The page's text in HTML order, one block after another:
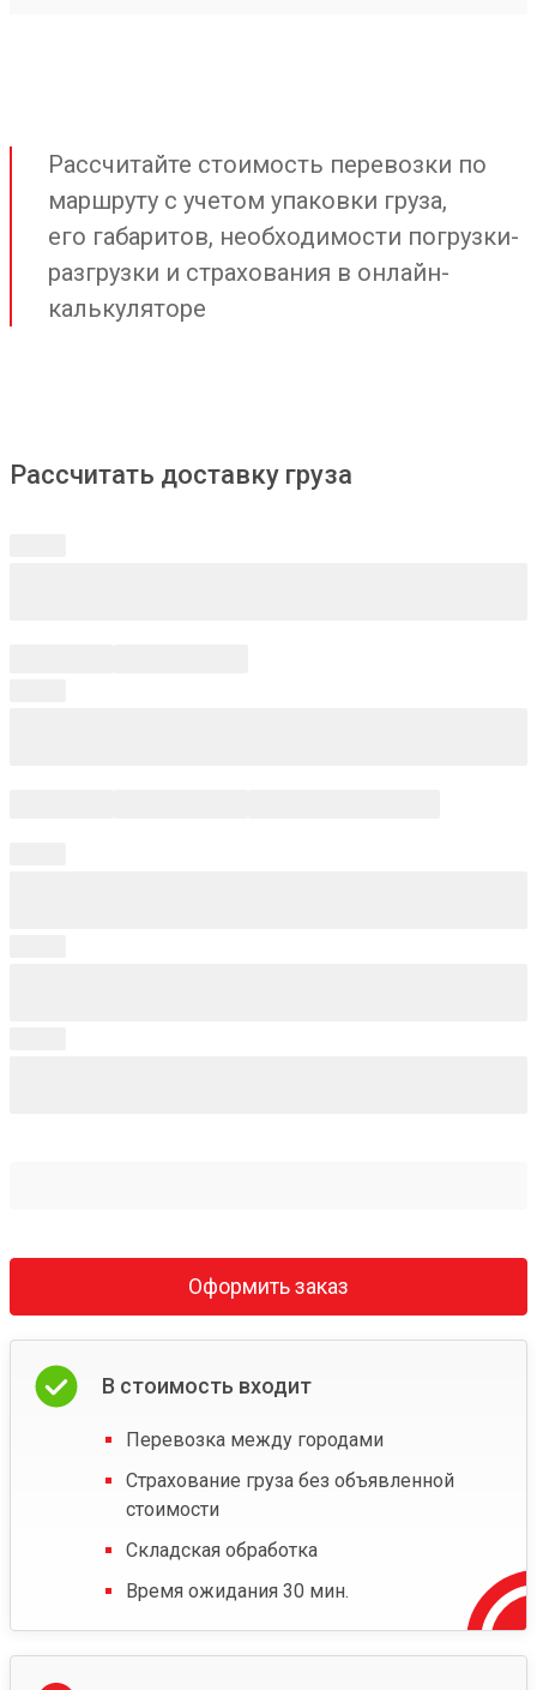
Рассчитайте стоимость перевозки по
маршруту с учетом упаковки груза,
его габаритов, необходимости погрузки-
разгрузки и страхования в онлайн-
калькуляторе
Рассчитать доставку груза
Оформить заказ
В стоимость входит
Перевозка между городами
Страхование груза без объявленной
стоимости
Складская обработка
Время ожидания 30 мин.